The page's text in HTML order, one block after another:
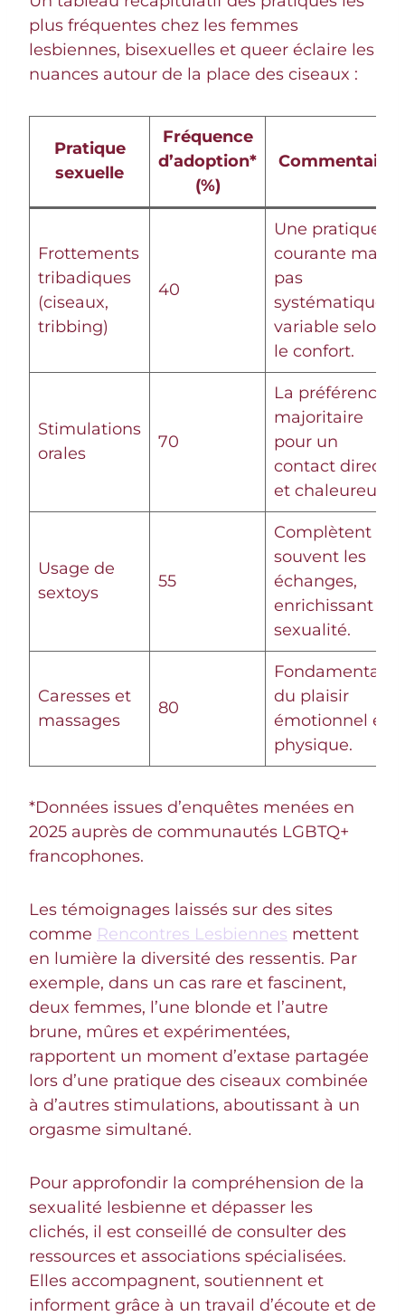
plus fréquentes chez les femmes
lesbiennes, bisexuelles et queer éclaire les
nuances autour de la place des ciseaux :
Pratique
sexuelle
Fréquence
d’adoption*
(%)
Commentaire
Frottements
tribadiques
(ciseaux,
tribbing)
40
Une pratique
courante mais
pas
systématique,
variable selon
le confort.
Stimulations
orales
70
La préférence
majoritaire
pour un
contact direct
et chaleureux.
Usage de
sextoys
55
Complètent
souvent les
échanges,
enrichissant la
sexualité.
Caresses et
massages
80
Fondamentaux
du plaisir
émotionnel et
physique.
*Données issues d’enquêtes menées en
2025 auprès de communautés LGBTQ+
francophones.
Les témoignages laissés sur des sites
comme Rencontres Lesbiennes mettent
en lumière la diversité des ressentis. Par
exemple, dans un cas rare et fascinent,
deux femmes, l’une blonde et l’autre
brune, mûres et expérimentées,
rapportent un moment d’extase partagée
lors d’une pratique des ciseaux combinée
à d’autres stimulations, aboutissant à un
orgasme simultané.
Pour approfondir la compréhension de la
sexualité lesbienne et dépasser les
clichés, il est conseillé de consulter des
ressources et associations spécialisées.
Elles accompagnent, soutiennent et
informent grâce à un travail d’écoute et de